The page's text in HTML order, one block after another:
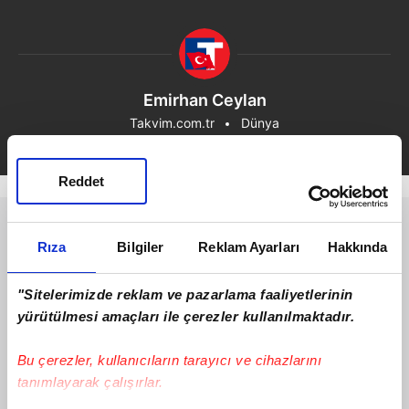
Rıza Bilgiler Reklam Ayarları Hakkında
"Sitelerimizde reklam ve pazarlama faaliyetlerinin
yürütülmesi amaçları ile çerezler kullanılmaktadır.
Bu çerezler, kullanıcıların tarayıcı ve cihazlarını
tanımlayarak çalışırlar.
Reddet
Emirhan Ceylan
Takvim.com.tr Dünya